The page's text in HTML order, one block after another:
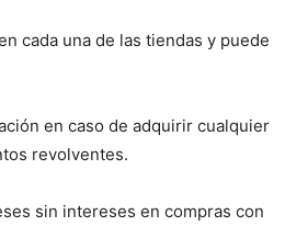
cada una de las tiendas y puede
en caso de adquirir cualquier
revolventes.
sin intereses en compras con